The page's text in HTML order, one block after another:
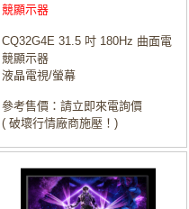
競顯示器
CQ32G4E 31.5 吋 180Hz 曲面電
競顯示器
液晶電視/螢幕
參考售價：請立即來電詢價
( 破壞行情廠商施壓！)